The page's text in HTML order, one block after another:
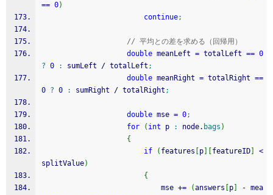
== 0)
continue;
// 平均との差を求める（回帰用）
double meanLeft = totalLeft == 0
? 0 : sumLeft / totalLeft ;
double meanRight = totalRight ==
0 ? 0 : sumRight / totalRight ;
double mse = 0;
for
( int p : node. bags )
{
if
( features p featureID
<
splitValue)
{
							mse
+= (answers p - mea